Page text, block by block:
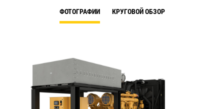
ФОТОГРАФИИ КРУГОВОЙ ОБЗОР